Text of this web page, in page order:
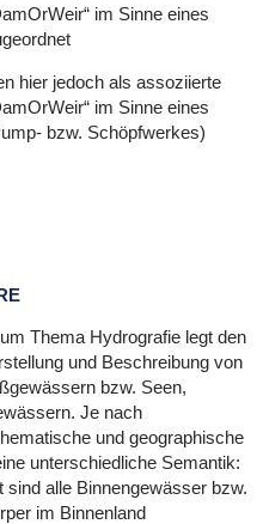
im Sinne eines
hier jedoch als assoziierte
im Sinne eines
bzw. Schöpfwerkes)
Thema Hydrografie legt den
und Beschreibung von
bzw. Seen,
Je nach
und geographische
unterschiedliche Semantik:
alle Binnengewässer bzw.
im Binnenland